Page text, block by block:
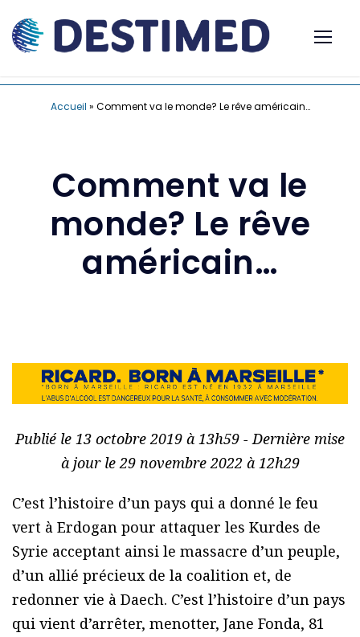
Accueil » Comment va le monde? Le rêve américain…
Comment va le
monde? Le rêve
américain…
Publié le 13 octobre 2019 à 13h59 - Dernière mise
à jour le 29 novembre 2022 à 12h29
C’est l’histoire d’un pays qui a donné le feu
vert à Erdogan pour attaquer les Kurdes de
Syrie acceptant ainsi le massacre d’un peuple,
d’un allié précieux de la coalition et, de
redonner vie à Daech. C’est l’histoire d’un pays
qui vient d’arrêter, menotter, Jane Fonda, 81